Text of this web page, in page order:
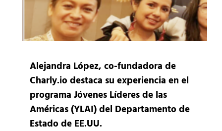
Alejandra López, co-fundadora de
Charly.io destaca su experiencia en el
programa Jóvenes Líderes de las
Américas (YLAI) del Departamento de
Estado de EE.UU.